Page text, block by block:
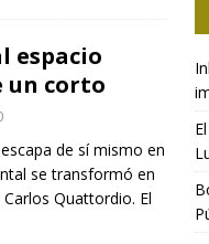
espacio
un corto
de sí mismo en
se transformó en
Carlos Quattordio. El